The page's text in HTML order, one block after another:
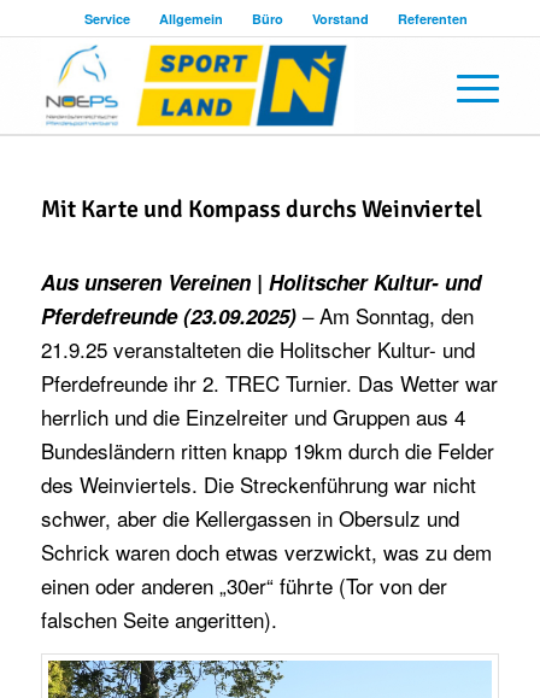
Service Allgemein Büro Vorstand Referenten
Mit Karte und Kompass durchs Weinviertel
Aus unseren Vereinen | Holitscher Kultur- und
Pferdefreunde (23.09.2025) – Am Sonntag, den
21.9.25 veranstalteten die Holitscher Kultur- und
Pferdefreunde ihr 2. TREC Turnier. Das Wetter war
herrlich und die Einzelreiter und Gruppen aus 4
Bundesländern ritten knapp 19km durch die Felder
des Weinviertels. Die Streckenführung war nicht
schwer, aber die Kellergassen in Obersulz und
Schrick waren doch etwas verzwickt, was zu dem
einen oder anderen „30er“ führte (Tor von der
falschen Seite angeritten).